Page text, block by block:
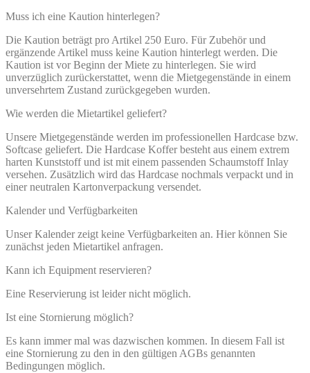
Muss ich eine Kaution hinterlegen?
Die Kaution beträgt pro Artikel 250 Euro. Für Zubehör und
ergänzende Artikel muss keine Kaution hinterlegt werden. Die
Kaution ist vor Beginn der Miete zu hinterlegen. Sie wird
unverzüglich zurückerstattet, wenn die Mietgegenstände in einem
unversehrtem Zustand zurückgegeben wurden.
Wie werden die Mietartikel geliefert?
Unsere Mietgegenstände werden im professionellen Hardcase bzw.
Softcase geliefert. Die Hardcase Koffer besteht aus einem extrem
harten Kunststoff und ist mit einem passenden Schaumstoff Inlay
versehen. Zusätzlich wird das Hardcase nochmals verpackt und in
einer neutralen Kartonverpackung versendet.
Kalender und Verfügbarkeiten
Unser Kalender zeigt keine Verfügbarkeiten an. Hier können Sie
zunächst jeden Mietartikel anfragen.
Kann ich Equipment reservieren?
Eine Reservierung ist leider nicht möglich.
Ist eine Stornierung möglich?
Es kann immer mal was dazwischen kommen. In diesem Fall ist
eine Stornierung zu den in den gültigen AGBs genannten
Bedingungen möglich.